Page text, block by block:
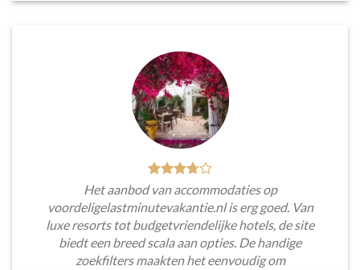
Het aanbod van accommodaties op
voordeligelastminutevakantie.nl is erg goed. Van
luxe resorts tot budgetvriendelijke hotels, de site
biedt een breed scala aan opties. De handige
zoekfilters maakten het eenvoudig om